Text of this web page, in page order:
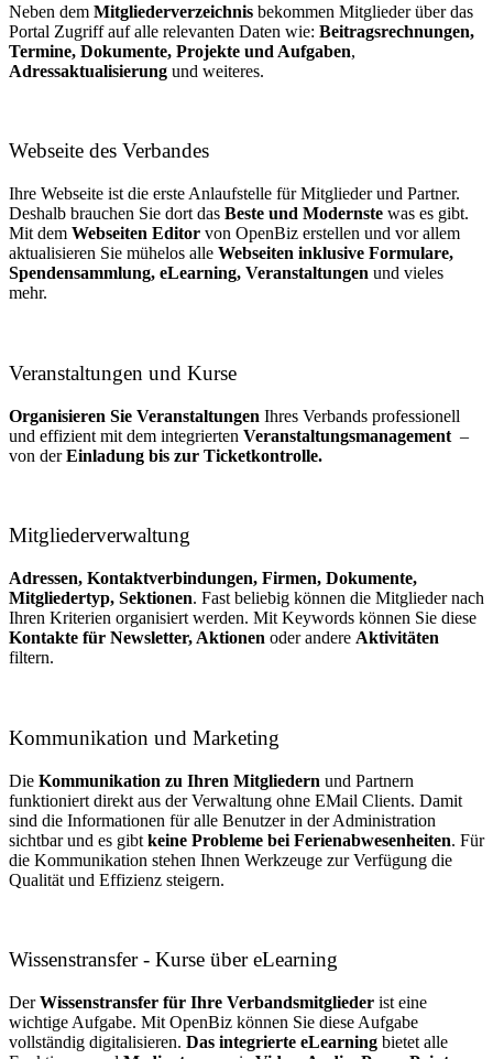
Neben dem Mitgliederverzeichnis bekommen Mitglieder über das
Portal Zugriff auf alle relevanten Daten wie: Beitragsrechnungen,
Termine, Dokumente, Projekte und Aufgaben,
Adressaktualisierung und weiteres.
Webseite des Verbandes
Ihre Webseite ist die erste Anlaufstelle für Mitglieder und Partner.
Deshalb brauchen Sie dort das Beste und Modernste was es gibt.
Mit dem Webseiten Editor von OpenBiz erstellen und vor allem
aktualisieren Sie mühelos alle Webseiten inklusive Formulare,
Spendensammlung, eLearning, Veranstaltungen und vieles
mehr.
Veranstaltungen und Kurse
Organisieren Sie Veranstaltungen Ihres Verbands professionell
und effizient mit dem integrierten Veranstaltungsmanagement –
von derEinladung bis zur Ticketkontrolle.
Mitgliederverwaltung
Adressen, Kontaktverbindungen, Firmen, Dokumente,
Mitgliedertyp, Sektionen. Fast beliebig können die Mitglieder nach
Ihren Kriterien organisiert werden. Mit Keywords können Sie diese
Kontakte für Newsletter, Aktionen oder andere Aktivitäten
filtern.
Kommunikation und Marketing
Die Kommunikation zu Ihren Mitgliedern und Partnern
funktioniert direkt aus der Verwaltung ohne EMail Clients. Damit
sind die Informationen für alle Benutzer in der Administration
sichtbar und es gibt keine Probleme bei Ferienabwesenheiten. Für
die Kommunikation stehen Ihnen Werkzeuge zur Verfügung die
Qualität und Effizienz steigern.
Wissenstransfer - Kurse über eLearning
DerWissenstransfer für Ihre Verbandsmitglieder ist eine
wichtige Aufgabe. Mit OpenBiz können Sie diese Aufgabe
vollständig digitalisieren. Das integrierte eLearning bietet alle